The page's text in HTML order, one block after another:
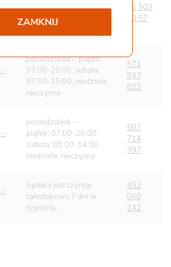
-
piątek: 07:00-20:00,
sobota: 09:00-15:00,
81 503
23 57
-
poniedziałek – piątek:
07:00-20:00, sobota:
07:00-15:00, niedziela:
nieczynna
571
947
822
-
poniedziałek –
piątek: 07:00-20:00,
sobota: 08:00-14:00,
niedziela: nieczynna
507
714
397
-
Apteka jest czynna
całodobowo 7 dni w
tygodniu.
453
060
242
ZAMKNIJ